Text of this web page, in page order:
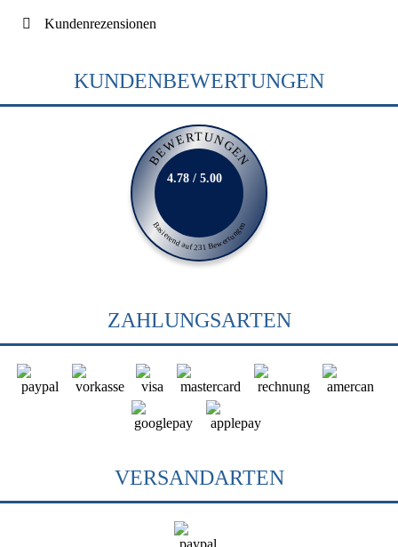
Kundenrezensionen
KUNDENBEWERTUNGEN
BEWERTUNGEN
Basierend auf 231 Bewertungen
4.78 / 5.00
ZAHLUNGSARTEN
VERSANDARTEN